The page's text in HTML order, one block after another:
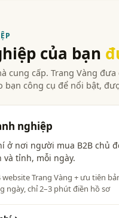
của bạn
cung cấp. Trang Vàng
bạn công cụ để nổi bật,
nghiệp
ở nơi người mua B2B chủ
và tỉnh, mỗi ngày.
Trang Vàng + ưu tiên
ngày, chỉ 2–3 phút điền hồ sơ